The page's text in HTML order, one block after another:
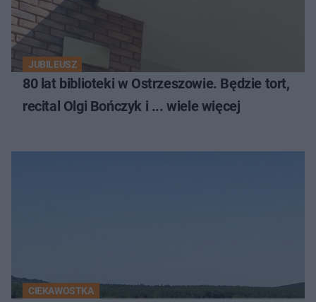
JUBILEUSZ
80 lat biblioteki w Ostrzeszowie. Będzie tort,
recital Olgi Bończyk i ... wiele więcej
CIEKAWOSTKA